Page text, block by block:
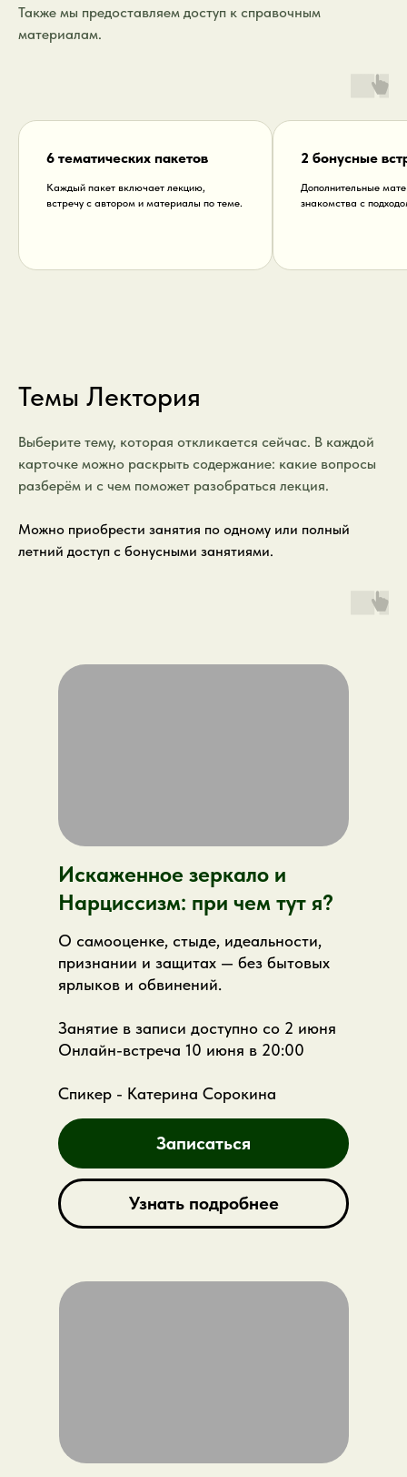
Также мы предоставляем доступ к справочным
материалам.
6 тематических пакетов
Каждый пакет включает лекцию,
встречу с автором и материалы по теме.
2 бонусные
Дополнительные
знакомства с
Темы Лектория
Выберите тему, которая откликается сейчас. В каждой
карточке можно раскрыть содержание: какие вопросы
разберём и с чем поможет разобраться лекция.
Можно приобрести занятия по одному или полный
летний доступ с бонусными занятиями.
Искаженное зеркало и
Нарциссизм: при чем тут я?
О самооценке, стыде, идеальности,
признании и защитах — без бытовых
ярлыков и обвинений.
Занятие в записи доступно со 2 июня
Онлайн-встреча 10 июня в 20:00
Спикер - Катерина Сорокина
Записаться
Узнать подробнее